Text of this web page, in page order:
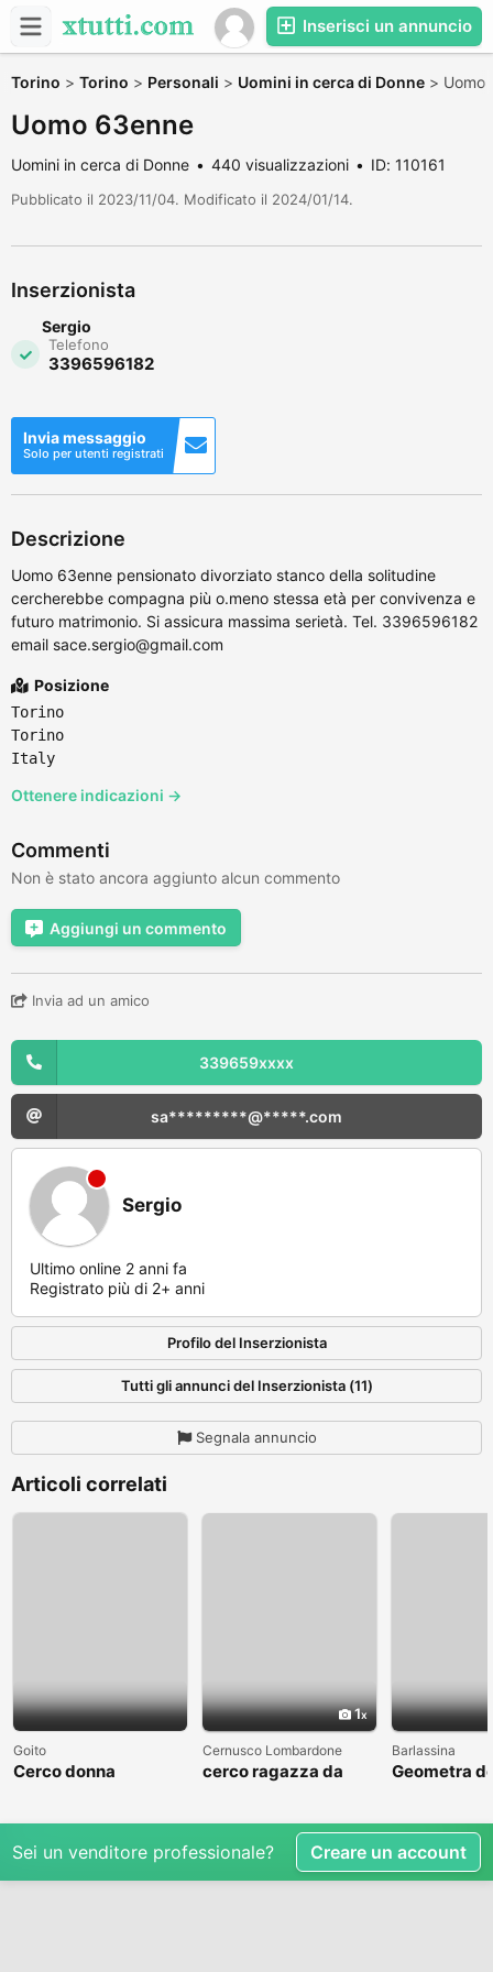
Inserisci un annuncio
Torino > Torino > Personali > Uomini in cerca di Donne > Uomo
Uomo 63enne
Uomini in cerca di Donne 440 visualizzazioni ID: 110161
Pubblicato il 2023/11/04. Modificato il 2024/01/14.
Inserzionista
Sergio
Telefono
3396596182
Invia messaggio
Solo per utenti registrati
Descrizione
Uomo 63enne pensionato divorziato stanco della solitudine
cercherebbe compagna più o.meno stessa età per convivenza e
futuro matrimonio. Si assicura massima serietà. Tel. 3396596182
email sace.sergio@gmail.com
Posizione
Torino
Torino
Italy
Ottenere indicazioni →
Commenti
Non è stato ancora aggiunto alcun commento
Aggiungi un commento
Invia ad un amico
339659xxxx
sa*********@*****.com
Sergio
Ultimo online 2 anni fa
Registrato più di 2+ anni
Profilo del Inserzionista
Tutti gli annunci del Inserzionista (11)
Segnala annuncio
Articoli correlati
Goito
Cerco donna
1
Cernusco Lombardone
cerco ragazza da
Barlassina
Geometra
Sei un venditore professionale? Creare un account